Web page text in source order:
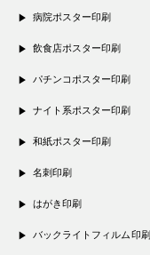
病院ポスター印刷
飲食店ポスター印刷
パチンコポスター印刷
ナイト系ポスター印刷
和紙ポスター印刷
名刺印刷
はがき印刷
バックライトフィルム印刷